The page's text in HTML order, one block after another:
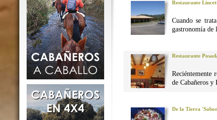
Restaurante
Cuando se
gastronomía de
Restaurante
Reciéntemente
de Cabañeros y
De la Tierra